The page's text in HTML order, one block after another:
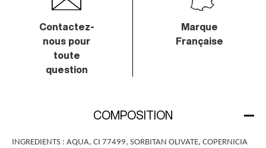
Contactez-
nous pour
toute
question
Marque
Française
COMPOSITION
INGREDIENTS : AQUA, CI 77499, SORBITAN OLIVATE, COPERNICIA